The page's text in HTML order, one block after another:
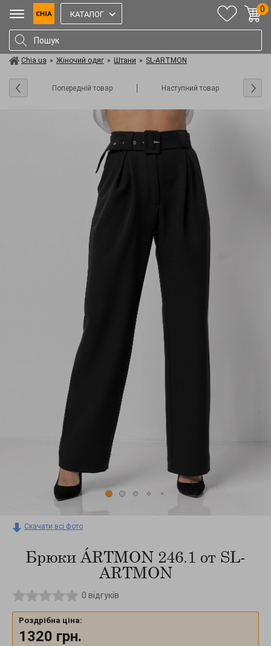
КАТАЛОГ
0
Chia.ua » Жіночий одяг » Штани » SL-ARTMON
Попередній товар Наступний товар
Скачати всі фото
Брюки ÁRTMON 246.1 от SL-
ARTMON
0 відгуків
Роздрібна ціна:
1320 грн.